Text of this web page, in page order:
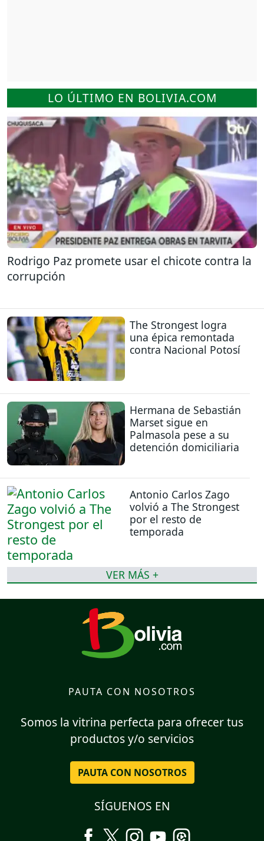
LO ÚLTIMO EN BOLIVIA.COM
Rodrigo Paz promete usar el chicote contra la
corrupción
The Strongest logra
una épica remontada
contra Nacional Potosí
Hermana de Sebastián
Marset sigue en
Palmasola pese a su
detención domiciliaria
Antonio Carlos Zago
volvió a The Strongest
por el resto de
temporada
VER MÁS +
PAUTA CON NOSOTROS
Somos la vitrina perfecta para ofrecer tus
productos y/o servicios
PAUTA CON NOSOTROS
SÍGUENOS EN